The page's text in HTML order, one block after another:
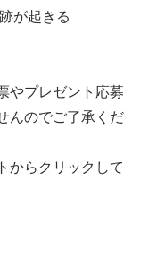
が起きる
やプレゼント応募
んのでご了承くだ
からクリックして